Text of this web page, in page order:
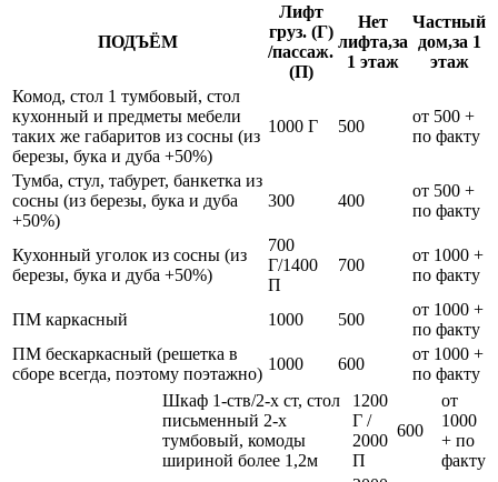
ПОДЪЁМ
Лифт
груз. (Г)
/пассаж.
(П)
Нет
лифта,за
1 этаж
Частный
дом,за 1
этаж
Комод, стол 1 тумбовый, стол
кухонный и предметы мебели
таких же габаритов из сосны (из
березы, бука и дуба +50%)
1000 Г 500
от 500 +
по факту
Тумба, стул, табурет, банкетка из
сосны (из березы, бука и дуба
+50%)
300 400
от 500 +
по факту
Кухонный уголок из сосны (из
березы, бука и дуба +50%)
700
Г/1400
П
700
от 1000 +
по факту
ПМ каркасный 1000 500
от 1000 +
по факту
ПМ бескаркасный (решетка в
сборе всегда, поэтому поэтажно)
1000 600
от 1000 +
по факту
Шкаф 1-ств/2-х ст, стол
письменный 2-х
тумбовый, комоды
шириной более 1,2м
1200
Г /
2000
П
600
от
1000
+ по
факту